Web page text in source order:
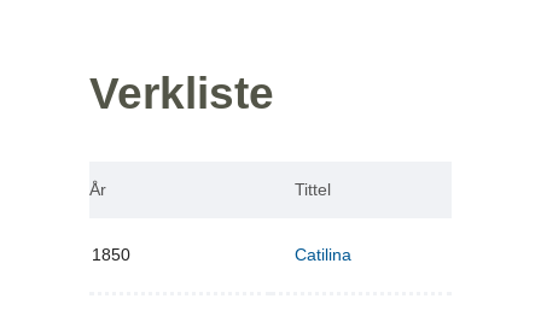
Verkliste
År Tittel
1850 Catilina